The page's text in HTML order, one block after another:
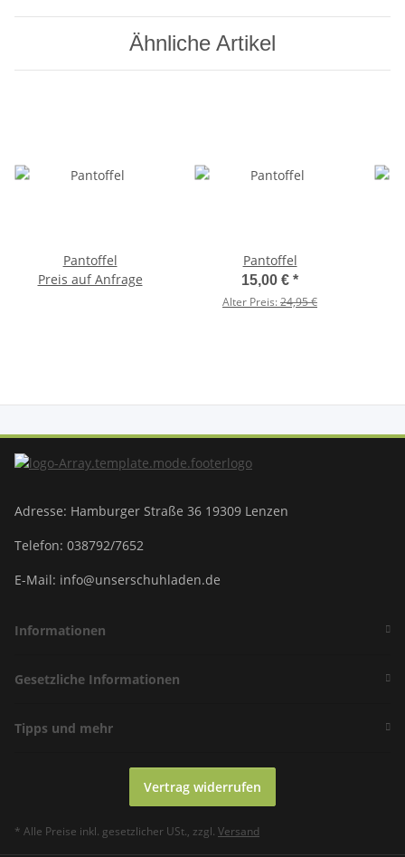
Ähnliche Artikel
Pantoffel
Preis auf Anfrage
Pantoffel
15,00 € *
Alter Preis:24,95 €
Adresse: Hamburger Straße 36 19309 Lenzen
Telefon: 038792/7652
E-Mail: info@unserschuhladen.de
Informationen
Gesetzliche Informationen
Tipps und mehr
Vertrag widerrufen
* Alle Preise inkl. gesetzlicher USt., zzgl. Versand